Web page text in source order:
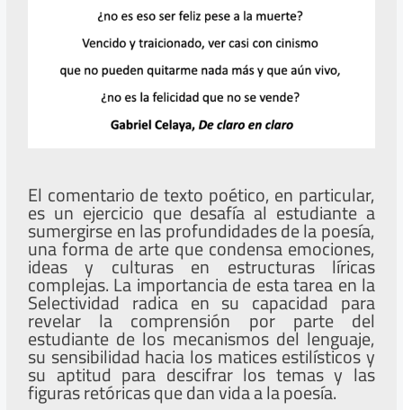
El comentario de texto poético, en particular,
es un ejercicio que desafía al estudiante a
sumergirse en las profundidades de la poesía,
una forma de arte que condensa emociones,
ideas y culturas en estructuras líricas
complejas. La importancia de esta tarea en la
Selectividad radica en su capacidad para
revelar la comprensión por parte del
estudiante de los mecanismos del lenguaje,
su sensibilidad hacia los matices estilísticos y
su aptitud para descifrar los temas y las
figuras retóricas que dan vida a la poesía.